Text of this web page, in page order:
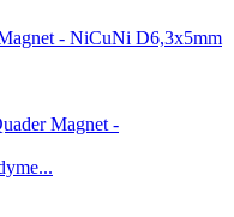
D6,3x5mm